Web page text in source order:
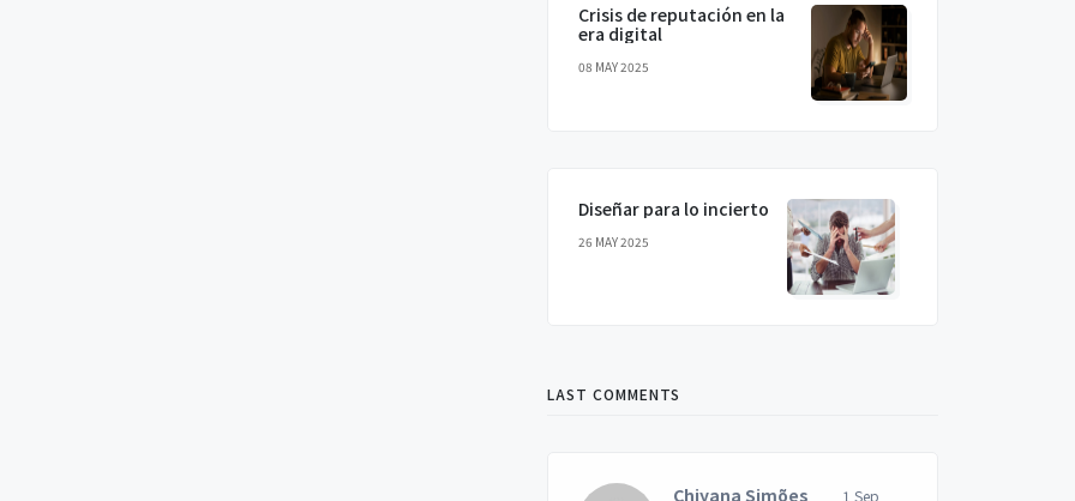
Crisis de reputación en la
era digital
08 MAY 2025
Diseñar para lo incierto
26 MAY 2025
LAST COMMENTS
Chiyana Simões
1 Sep